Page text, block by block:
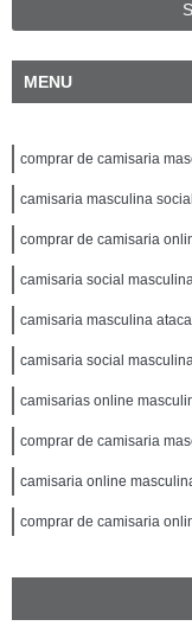
MENU
comprar de camisaria
camisaria masculina
comprar de camisaria
camisaria social
camisaria masculina
camisaria social
camisarias online
comprar de camisaria
camisaria online
comprar de camisaria